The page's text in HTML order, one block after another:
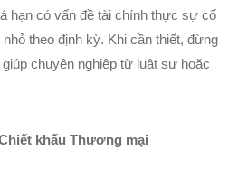
hạn có vấn đề tài chính thực sự cố
theo định kỳ. Khi cần thiết, đừng
chuyên nghiệp từ luật sư hoặc
khấu Thương mại